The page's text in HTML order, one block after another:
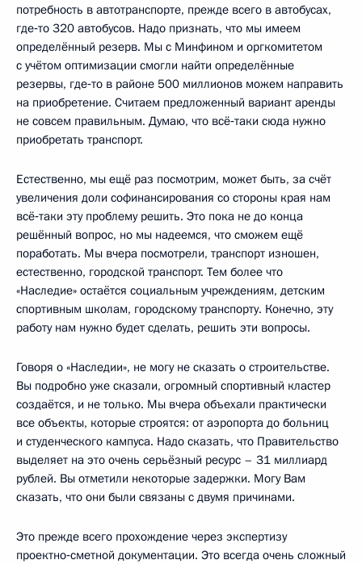
потребность в автотранспорте, прежде всего в автобусах,
где‑то 320 автобусов. Надо признать, что мы имеем
определённый резерв. Мы с Минфином и оргкомитетом
с учётом оптимизации смогли найти определённые
резервы, где‑то в районе 500 миллионов можем направить
на приобретение. Считаем предложенный вариант аренды
не совсем правильным. Думаю, что всё‑таки сюда нужно
приобретать транспорт.
Естественно, мы ещё раз посмотрим, может быть, за счёт
увеличения доли софинансирования со стороны края нам
всё‑таки эту проблему решить. Это пока не до конца
решённый вопрос, но мы надеемся, что сможем ещё
поработать. Мы вчера посмотрели, транспорт изношен,
естественно, городской транспорт. Тем более что
«Наследие» остаётся социальным учреждениям, детским
спортивным школам, городскому транспорту. Конечно, эту
работу нам нужно будет сделать, решить эти вопросы.
Говоря о «Наследии», не могу не сказать о строительстве.
Вы подробно уже сказали, огромный спортивный кластер
создаётся, и не только. Мы вчера объехали практически
все объекты, которые строятся: от аэропорта до больниц
и студенческого кампуса. Надо сказать, что Правительство
выделяет на это очень серьёзный ресурс – 31 миллиард
рублей. Вы отметили некоторые задержки. Могу Вам
сказать, что они были связаны с двумя причинами.
Это прежде всего прохождение через экспертизу
проектно‑сметной документации. Это всегда очень сложный